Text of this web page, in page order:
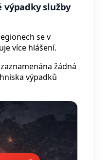
výpadky služby
se v
více hlášení.
žádná
výpadků